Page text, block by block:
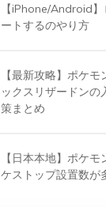
【iPhone/Android
ートするのやり方
【最新攻略】ポケ
ックスリザードンの
策まとめ
【日本本地】ポケ
ケストップ設置数が